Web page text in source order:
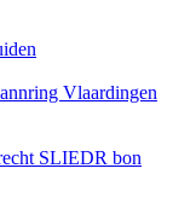
Vlaardingen
SLIEDR bon